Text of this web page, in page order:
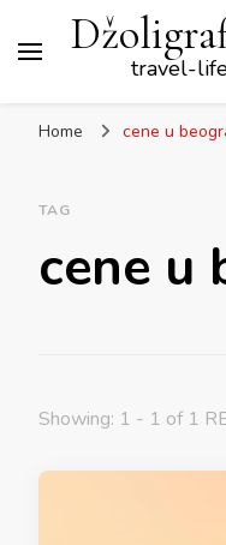
travel-
Home cene u
TAG
cene u
Showing: 1 - 1 of 1